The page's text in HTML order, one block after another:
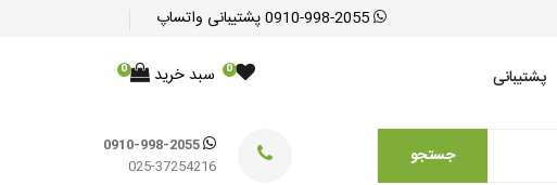
0910-998-2055پشتیبانی واتساپ
پشتیبانی 0 سبد خرید 0
جستجو
0910-998-2055
025-37254216